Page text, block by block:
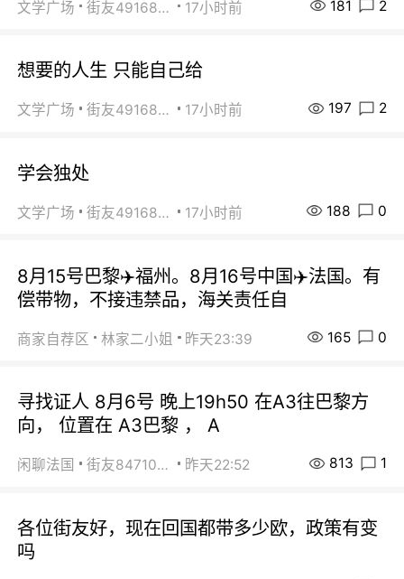
文学广场 街友49168527 17小时前 181 2
想要的人生 只能自己给
文学广场 街友49168527 17小时前 197 2
学会独处
文学广场 街友49168527 17小时前 188 0
8月15号巴黎✈️福州。8月16号中国✈️法国。有
偿带物，不接违禁品，海关责任自
商家自荐区 林家二小姐 昨天23:39 165 0
寻找证人 8月6号 晚上19h50 在A3往巴黎方
向， 位置在 A3巴黎 ， A
闲聊法国 街友84710671 昨天22:52 813 1
各位街友好，现在回国都带多少欧，政策有变
吗